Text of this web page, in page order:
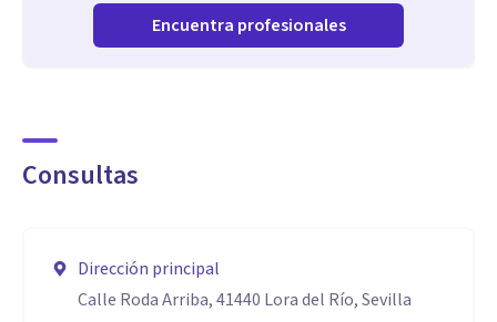
Hipocondría, Dismorfofobia TOC Depresión, Suicidio, Baja
autoestima.
Adicciones: Alcohol, drogas, Internet, móvil...
Problemas de pareja, separación, Conflictos laborales,
Encuentra profesionales
Consultas
Dirección principal
Calle Roda Arriba, 41440 Lora del Río, Sevilla